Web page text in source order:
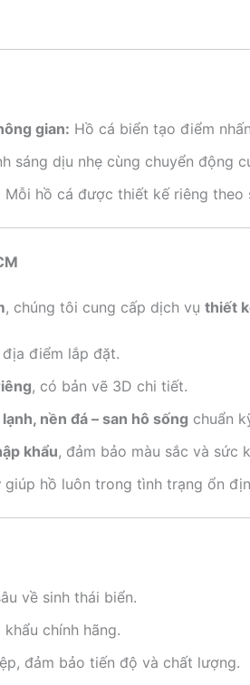
gian: Hồ cá biển tạo điểm
sáng dịu nhẹ cùng chuyển động
Mỗi hồ cá được thiết kế riêng theo
, chúng tôi cung cấp dịch vụ thiết
điểm lắp đặt.
, có bản vẽ 3D chi tiết.
nền đá – san hô sống chuẩn
khẩu, đảm bảo màu sắc và sức
giúp hồ luôn trong tình trạng ổn
về sinh thái biển.
chính hãng.
đảm bảo tiến độ và chất lượng.